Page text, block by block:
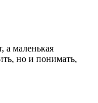
а маленькая
но и понимать,